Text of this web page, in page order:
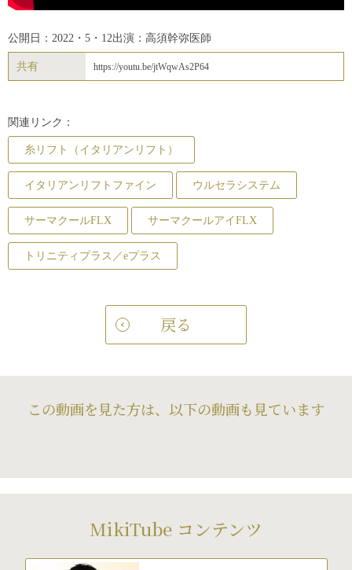
公開日：2022・5・12出演：高須幹弥医師
共有 https://youtu.be/jtWqwAs2P64
関連リンク：
糸リフト（イタリアンリフト）
イタリアンリフトファイン ウルセラシステム
サーマクールFLX サーマクールアイFLX
トリニティプラス／eプラス
戻る
この動画を見た方は、以下の動画も見ています
MikiTube コンテンツ